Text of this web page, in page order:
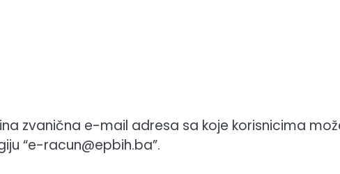
zvanična e-mail adresa sa koje korisnicima
“e-racun@epbih.ba”.